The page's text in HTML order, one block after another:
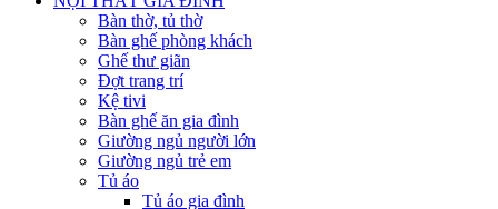
Bàn thờ, tủ thờ
Bàn ghế phòng khách
Ghế thư giãn
Đợt trang trí
Kệ tivi
Bàn ghế ăn gia đình
Giường ngủ người lớn
Giường ngủ trẻ em
Tủ áo
Tủ áo gia đình